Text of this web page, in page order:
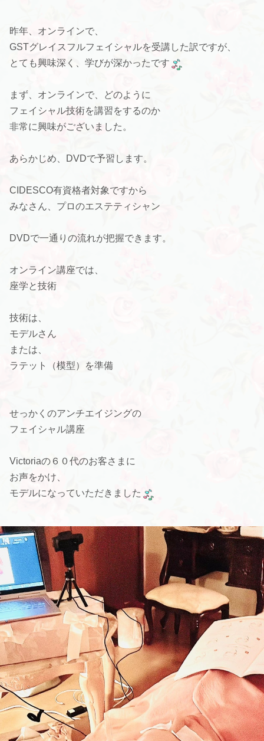
昨年、オンラインで、
GSTグレイスフルフェイシャルを受講した訳ですが、
とても興味深く、学びが深かったです
まず、オンラインで、どのように
フェイシャル技術を講習をするのか
非常に興味がございました。
あらかじめ、DVDで予習します。
CIDESCO有資格者対象ですから
みなさん、プロのエステティシャン
DVDで一通りの流れが把握できます。
オンライン講座では、
座学と技術
技術は、
モデルさん
または、
ラテット（模型）を準備
せっかくのアンチエイジングの
フェイシャル講座
Victoriaの６０代のお客さまに
お声をかけ、
モデルになっていただきました